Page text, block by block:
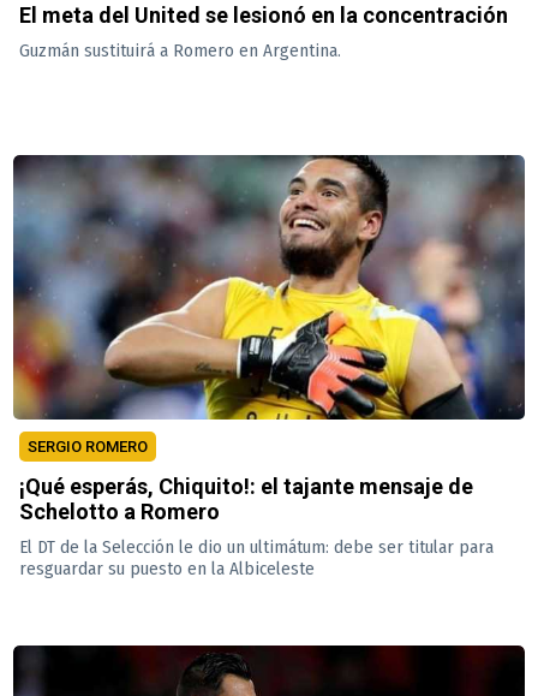
El meta del United se lesionó en la concentración
Guzmán sustituirá a Romero en Argentina.
SERGIO ROMERO
¡Qué esperás, Chiquito!: el tajante mensaje de
Schelotto a Romero
El DT de la Selección le dio un ultimátum: debe ser titular para
resguardar su puesto en la Albiceleste